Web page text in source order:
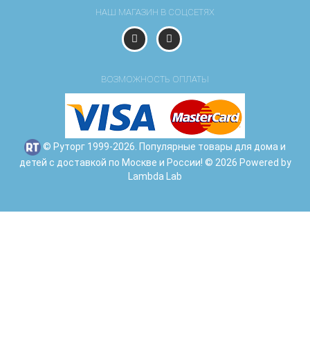
НАШ МАГАЗИН В СОЦСЕТЯХ
ВОЗМОЖНОСТЬ ОПЛАТЫ
© Руторг 1999-2026. Популярные товары для дома и
детей с доставкой по Москве и России! © 2026 Powered by
Lambda Lab